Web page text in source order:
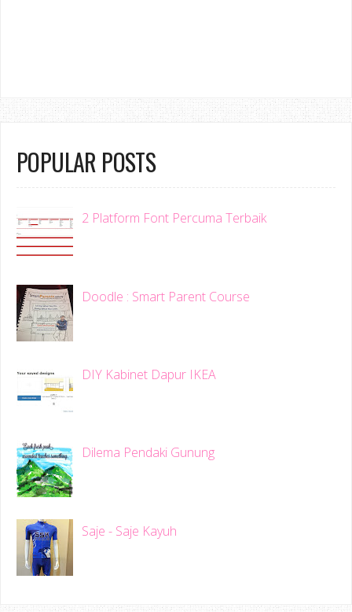
POPULAR POSTS
2 Platform Font Percuma Terbaik
Doodle : Smart Parent Course
DIY Kabinet Dapur IKEA
Dilema Pendaki Gunung
Saje - Saje Kayuh